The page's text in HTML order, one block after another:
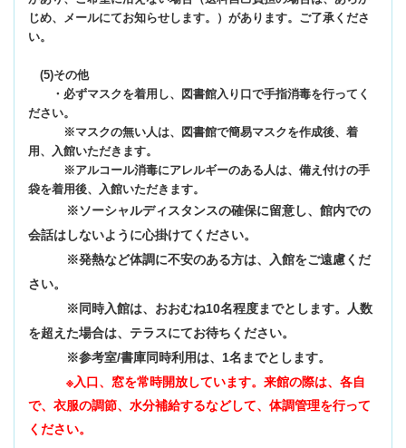
じめ、メールにてお知らせします。）があります。ご了承くださ
い。
(5)その他
・必ずマスクを着用し、図書館入り口で手指消毒を行ってく
ださい。
※マスクの無い人は、図書館で簡易マスクを作成後、着
用、入館いただきます。
※アルコール消毒にアレルギーのある人は、備え付けの手
袋を着用後、入館いただきます。
※ソーシャルディスタンスの確保に留意し、館内での
会話はしないように心掛けてください。
※発熱など体調に不安のある方は、入館をご遠慮くだ
さい。
※同時入館は、おおむね10名程度までとします。人数
を超えた場合は、テラスにてお待ちください。
※参考室/書庫同時利用は、1名までとします。
※入口、窓を常時開放しています。来館の際は、各自
で、衣服の調節、水分補給するなどして、体調管理を行って
ください。